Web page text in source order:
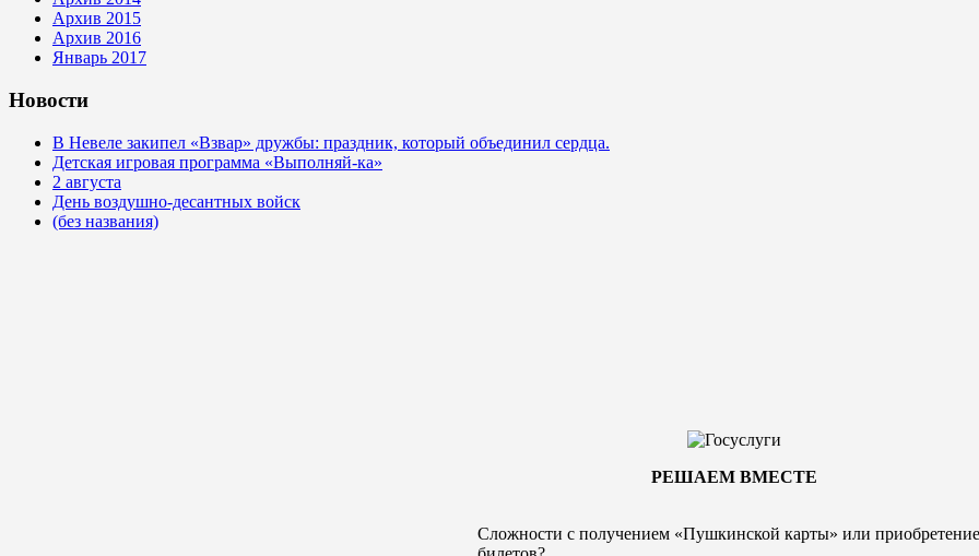
Архив 2015
Архив 2016
Январь 2017
Новости
В Невеле закипел «Взвар» дружбы: праздник, который объединил сердца.
Детская игровая программа «Выполняй-ка»
2 августа
День воздушно-десантных войск
(без названия)
РЕШАЕМ ВМЕСТЕ
Сложности с получением «Пушкинской карты» или